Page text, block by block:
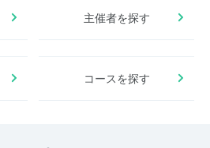
主催者を探す
コースを探す